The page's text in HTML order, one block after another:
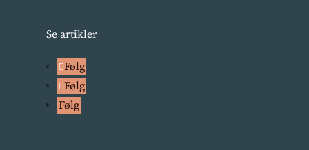
Se artikler
Følg
Følg
Følg